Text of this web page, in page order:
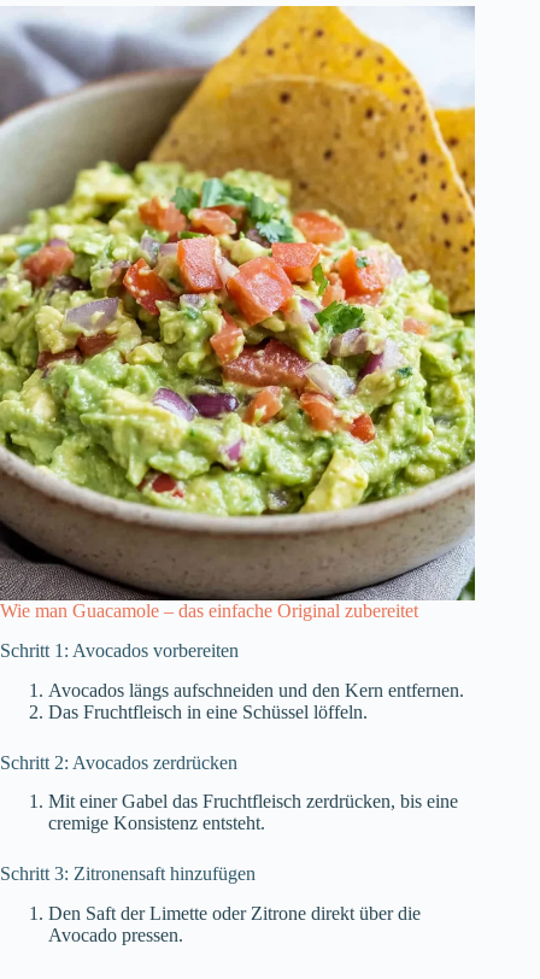
Wie man Guacamole – das einfache Original zubereitet
Schritt 1: Avocados vorbereiten
Avocados längs aufschneiden und den Kern entfernen.
Das Fruchtfleisch in eine Schüssel löffeln.
Schritt 2: Avocados zerdrücken
Mit einer Gabel das Fruchtfleisch zerdrücken, bis eine
cremige Konsistenz entsteht.
Schritt 3: Zitronensaft hinzufügen
Den Saft der Limette oder Zitrone direkt über die
Avocado pressen.